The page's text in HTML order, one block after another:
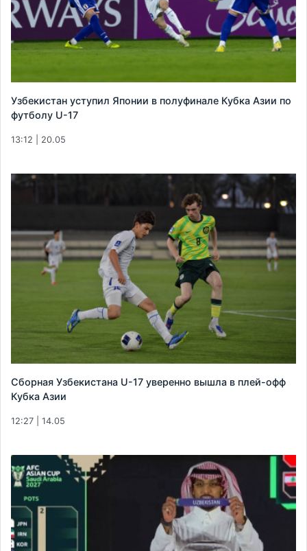
Узбекистан уступил Японии в полуфинале Кубка Азии по
футболу U-17
13:12 | 20.05
Сборная Узбекистана U-17 уверенно вышла в плей-офф
Кубка Азии
12:27 | 14.05